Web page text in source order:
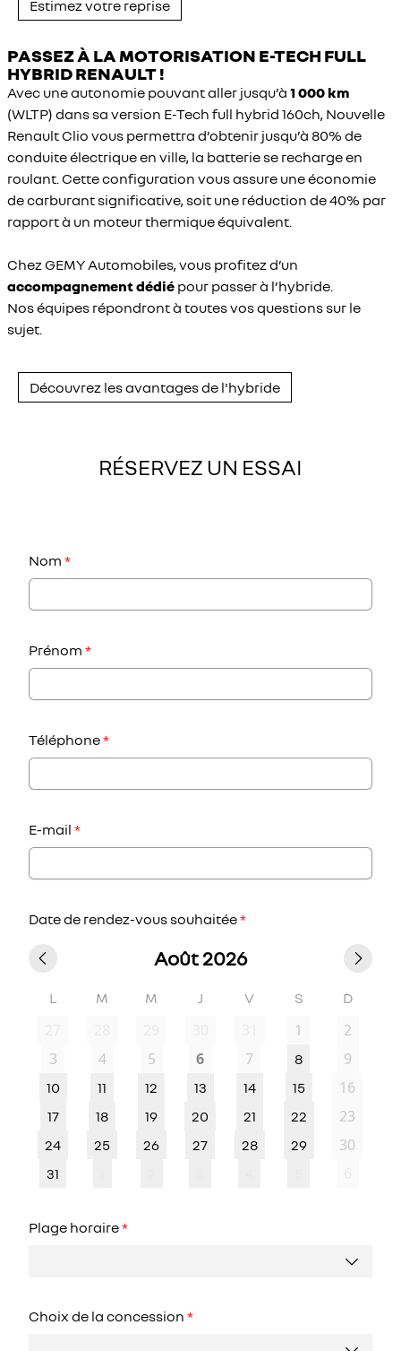
Estimez votre reprise
PASSEZ À LA MOTORISATION E-TECH FULL
HYBRID RENAULT !
Avec une autonomie pouvant aller jusqu’à 1 000 km
(WLTP) dans sa version E-Tech full hybrid 160ch, Nouvelle
Renault Clio vous permettra d’obtenir jusqu’à 80% de
conduite électrique en ville, la batterie se recharge en
roulant. Cette configuration vous assure une économie
de carburant significative, soit une réduction de 40% par
rapport à un moteur thermique équivalent.
Chez GEMY Automobiles, vous profitez d’un
accompagnement dédié pour passer à l’hybride.
Nos équipes répondront à toutes vos questions sur le
sujet.
Découvrez les avantages de l'hybride
RÉSERVEZ UN ESSAI
Nom *
Prénom *
Téléphone*
E-mail *
Date de rendez-vous souhaitée*
Août 2026
L M M J V S D
1
2
3
4 5 6 7 8 9
10 11 12 13 14 15 16
17 18 19 20 21 22 23
24 25 26 27 28 29 30
31
Plage horaire*
Choix de la concession *